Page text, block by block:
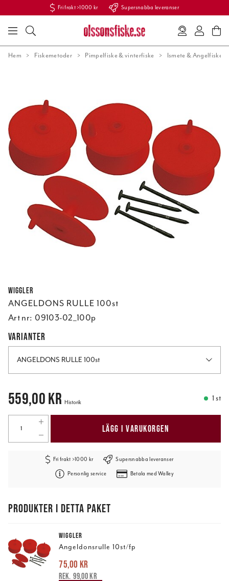
Fri frakt >1000 kr Supersnabba leveranser
Hem Fiskemetoder Pimpelfiske & vinterfiske Ismete & Angelfiske
Wiggler
ANGELDONS RULLE 100st
Art nr: 09103-02_100p
VARIANTER
ANGELDONS RULLE 100st
Pris:559,00 kr
559,00 kr Historik 1 st
LÄGG I VARUKORGEN
Fri frakt >1000 kr Supersnabba leveranser
Personlig service Betala med Walley
PRODUKTER I DETTA PAKET
WIGGLER
Angeldonsrulle 10st/fp
Nuvarande pris
99,00 kr
75,00 kr
99,00 kr